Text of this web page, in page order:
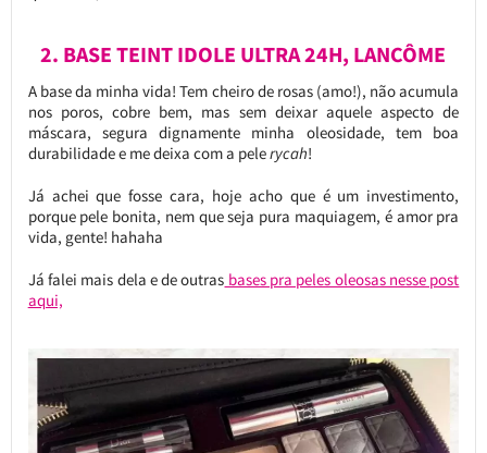
2. BASE TEINT IDOLE ULTRA 24H, LANCÔME
A base da minha vida! Tem cheiro de rosas (amo!), não acumula
nos poros, cobre bem, mas sem deixar aquele aspecto de
máscara, segura dignamente minha oleosidade, tem boa
durabilidade e me deixa com a pelerycah!
Já achei que fosse cara, hoje acho que é um investimento,
porque pele bonita, nem que seja pura maquiagem, é amor pra
vida, gente! hahaha
Já falei mais dela e de outras bases pra peles oleosas nesse post
aqui,